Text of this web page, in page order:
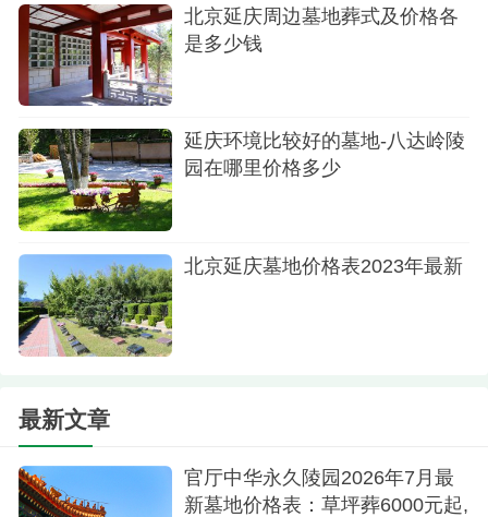
算的家庭提供了多元化的选择。
还有一些墓地亦具有竞争力。比如，福安园公
墓的立碑墓地起价较为经济实惠，仅需1万元左右；
而长城华人华思堂则推出了一系列壁葬服务，价格
在7000元左右，同时，室内格位和树葬价格分别在3
万元左右。
北京海淀区和延庆区的墓地市场提供了丰富多
样的安葬形式和不同层次的价格区间，能满足不同
家庭的需求。在选择过程中，应充分考虑地理位
置、环境质量、文化内涵、服务设施及个人家庭经
北京延庆周边墓地葬式及价格各
是多少钱
延庆环境比较好的墓地-八达岭陵
园在哪里价格多少
北京延庆墓地价格表2023年最新
最新文章
官厅中华永久陵园2026年7月最
新墓地价格表：草坪葬6000元起,